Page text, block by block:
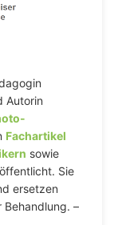
Autorin
Fachartikel
sowie
Sie
ersetzen
Behandlung. –